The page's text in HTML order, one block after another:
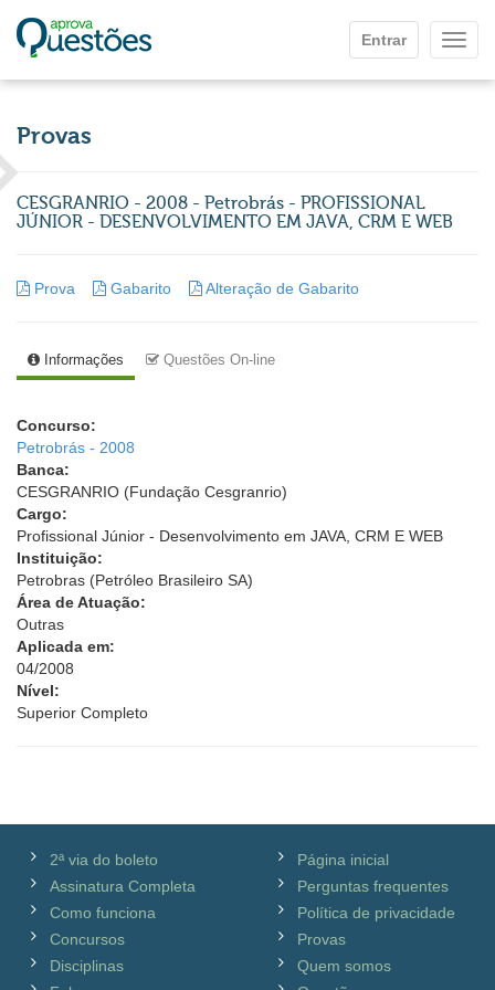
Entrar
Provas
CESGRANRIO - 2008 - Petrobrás - PROFISSIONAL
JÚNIOR - DESENVOLVIMENTO EM JAVA, CRM E WEB
Prova Gabarito Alteração de Gabarito
Informações Questões On-line
Concurso:
Petrobrás - 2008
Banca:
CESGRANRIO (Fundação Cesgranrio)
Cargo:
Profissional Júnior - Desenvolvimento em JAVA, CRM E WEB
Instituição:
Petrobras (Petróleo Brasileiro SA)
Área de Atuação:
Outras
Aplicada em:
04/2008
Nível:
Superior Completo
2ª via do boleto
Assinatura Completa
Como funciona
Concursos
Disciplinas
Página inicial
Perguntas frequentes
Política de privacidade
Provas
Quem somos